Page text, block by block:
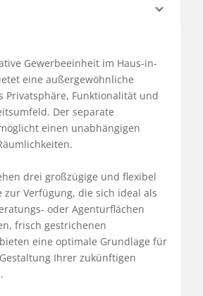
Gewerbeeinheit im Haus-in-
eine außergewöhnliche
Privatsphäre, Funktionalität und
Der separate
einen unabhängigen
drei großzügige und flexibel
zur Verfügung, die sich ideal als
oder Agenturflächen
frisch gestrichenen
eine optimale Grundlage für
Ihrer zukünftigen